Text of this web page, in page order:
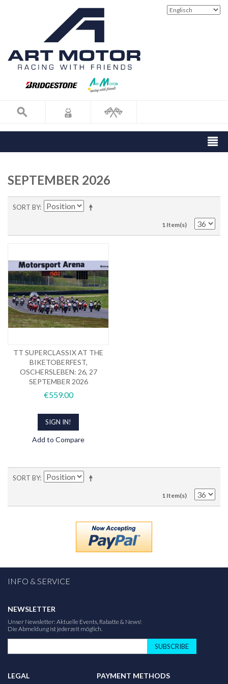
SEPTEMBER 2026
SORT BY
1 Item(s)
TT SUPERCLASSIX AT THE
BIKETOBERFEST,
OSCHERSLEBEN: 26, 27
SEPTEMBER 2026
€559.00
SIGN IN!
Add to Compare
SORT BY
1 Item(s)
INFO & SERVICE
NEWSLETTER
Unser Newsletter: Aktuelle Events, Rabatte & News!
Die Abmeldung ist jederzeit möglich.
SUBSCRIBE
LEGAL PAYMENT METHODS